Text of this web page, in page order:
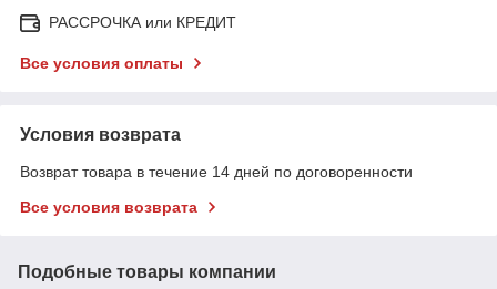
РАССРОЧКА или КРЕДИТ
Все условия оплаты
Условия возврата
Возврат товара в течение 14 дней по договоренности
Все условия возврата
Подобные товары компании